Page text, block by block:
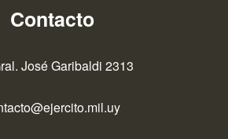
Contacto
José Garibaldi 2313